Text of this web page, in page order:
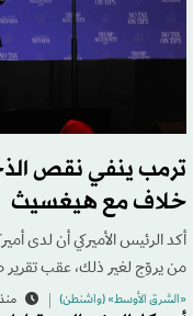
ترمب ينفي نقص
خلاف مع هيغسيث
أكد الرئيس الأميركي أن لدى
من يروّج لغير ذلك، عقب تقرير
«الشرق الأوسط» (واشنطن)